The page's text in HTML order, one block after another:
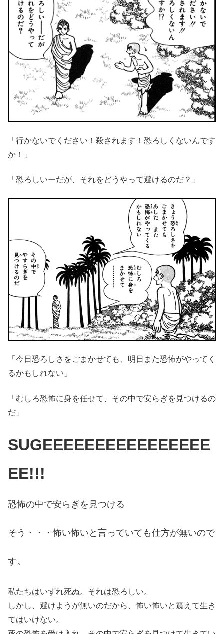
「行かないでください！殺されます！恐ろしくないんです
か！」
「恐ろしいーだが、それをどうやって避けるのだ？」
「今日恐ろしさをごまかせても、明日また恐怖がやってく
るかもしれない」
「むしろ恐怖に身を任せて、その中で安らぎを見つけるの
だ」
SUGEEEEEEEEEEEEEEEE
EE!!!
恐怖の中で安らぎを見つける
そう・・・怖い怖いと言っていても仕方が無いので
す。
私たちはいずれ死ぬ。それは恐ろしい。
しかし、避けようが無いのだから、怖い怖いと震えて生き
てはいけない。